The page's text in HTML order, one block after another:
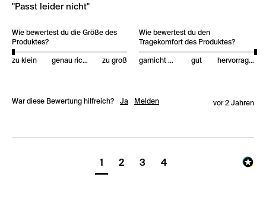
"Passt leider nicht"
Wie bewertest du die Größe des
Produktes?
zu klein genau richtig zu groß
Wie bewertest du den
Tragekomfort des Produktes?
garnicht gut gut hervorragend
War diese Bewertung hilfreich? Ja Melden vor 2 Jahren
1 2 3 4